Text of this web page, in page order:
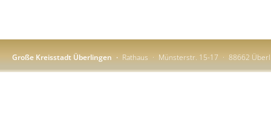
Große Kreisstadt Überlingen Rathaus Münsterstr. 15-17 88662